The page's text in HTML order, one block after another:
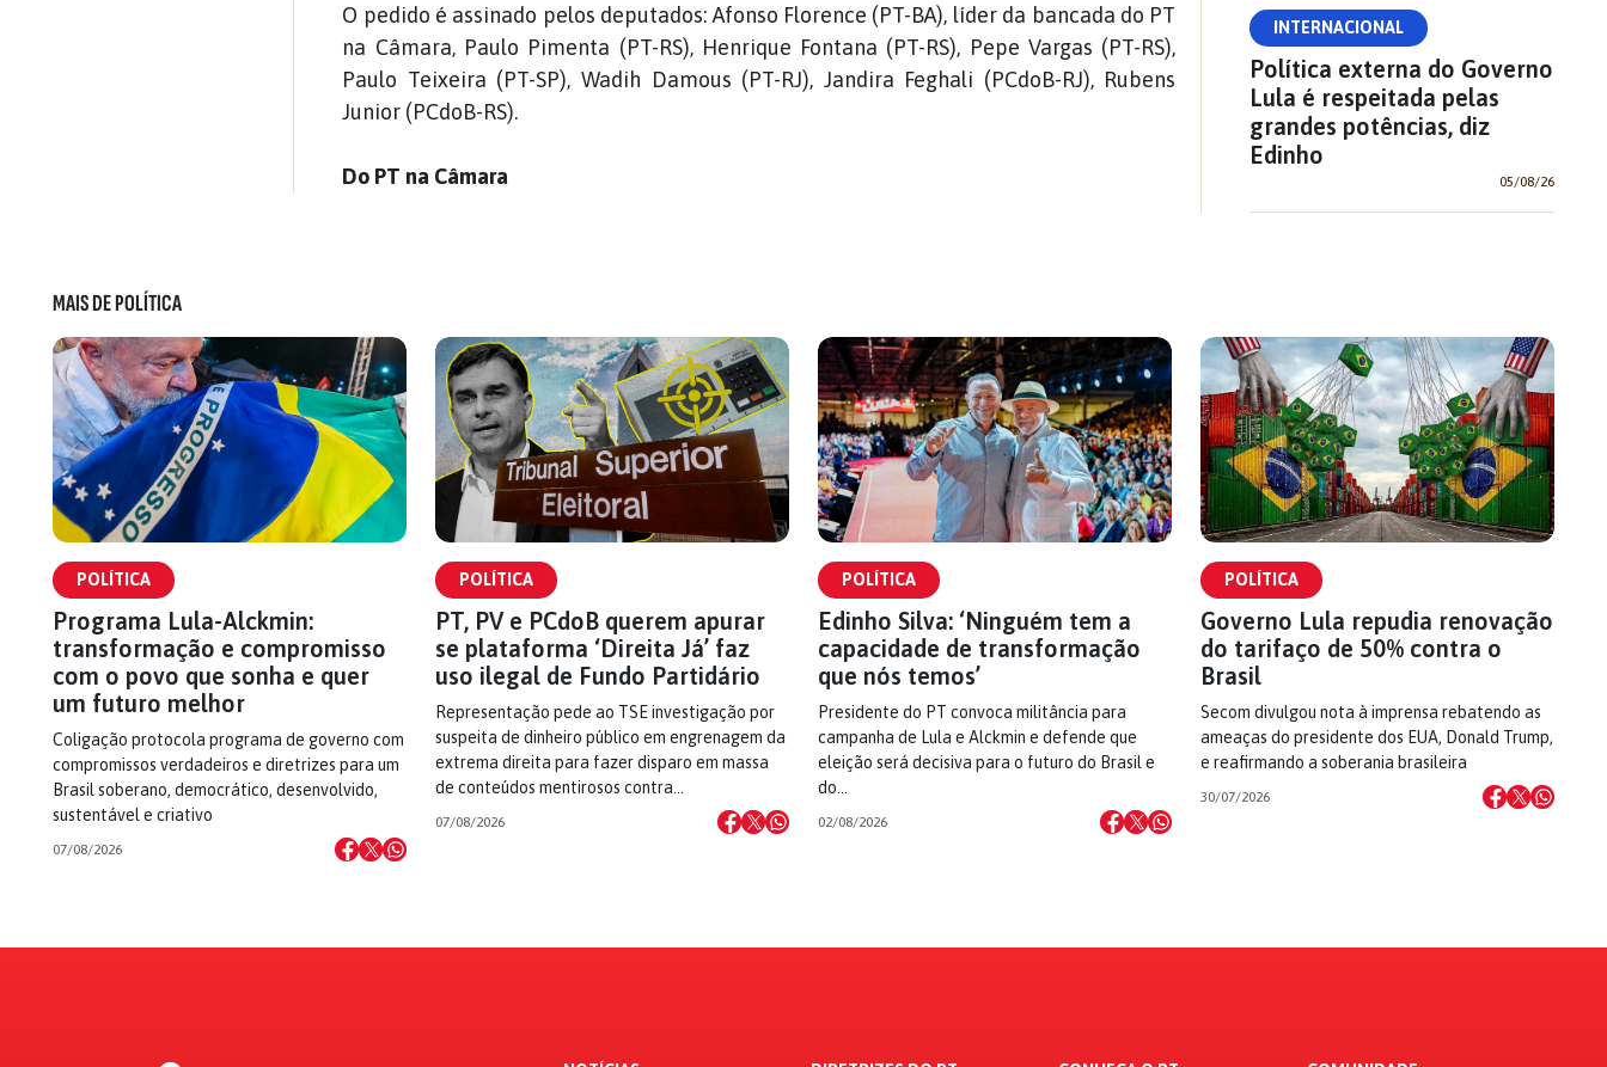
O pedido é assinado pelos deputados: Afonso Florence (PT-BA), líder da bancada do PT
na Câmara, Paulo Pimenta (PT-RS), Henrique Fontana (PT-RS), Pepe Vargas (PT-RS),
Paulo Teixeira (PT-SP), Wadih Damous (PT-RJ), Jandira Feghali (PCdoB-RJ), Rubens
Junior (PCdoB-RS).
Do PT na Câmara
INTERNACIONAL
Política externa do Governo
Lula é respeitada pelas
grandes potências, diz
Edinho
05/08/26
MAIS DE POLÍTICA
POLÍTICA
Programa Lula-Alckmin:
transformação e compromisso
com o povo que sonha e quer
um futuro melhor
Coligação protocola programa de governo com
compromissos verdadeiros e diretrizes para um
Brasil soberano, democrático, desenvolvido,
sustentável e criativo
07/08/2026
POLÍTICA
PT, PV e PCdoB querem apurar
se plataforma ‘Direita Já’ faz
uso ilegal de Fundo Partidário
Representação pede ao TSE investigação por
suspeita de dinheiro público em engrenagem da
extrema direita para fazer disparo em massa
de conteúdos mentirosos contra…
07/08/2026
POLÍTICA
Edinho Silva: ‘Ninguém tem a
capacidade de transformação
que nós temos’
Presidente do PT convoca militância para
campanha de Lula e Alckmin e defende que
eleição será decisiva para o futuro do Brasil e
do…
02/08/2026
POLÍTICA
Governo Lula repudia renovação
do tarifaço de 50% contra o
Brasil
Secom divulgou nota à imprensa rebatendo as
ameaças do presidente dos EUA, Donald Trump,
e reafirmando a soberania brasileira
30/07/2026